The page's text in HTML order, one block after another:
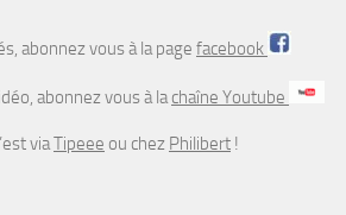
abonnez vous à la page facebook
abonnez vous à lachaîne Youtube
viaTipeee ou chez Philibert !